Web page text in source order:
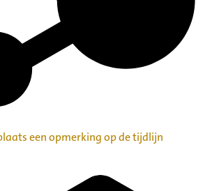
een opmerking op de tijdlijn